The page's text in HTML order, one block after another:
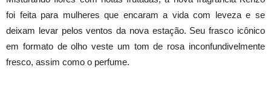
foi feita para mulheres que encaram a vida com leveza e se
deixam levar pelos ventos da nova estação. Seu frasco icônico
em formato de olho veste um tom de rosa inconfundivelmente
fresco, assim como o perfume.